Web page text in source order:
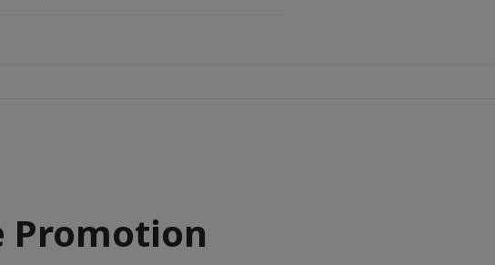
Promotion